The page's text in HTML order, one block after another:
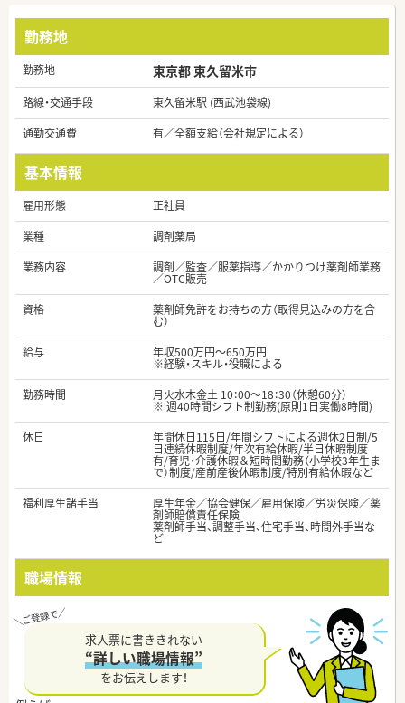
勤務地
勤務地 東京都 東久留米市
路線・交通手段
東久留米駅 (西武池袋線)
通勤交通費
有／全額支給（会社規定による）
基本情報
雇用形態
正社員
業種
調剤薬局
業務内容
調剤／監査／服薬指導／かかりつけ薬剤師業務
／OTC販売
資格
薬剤師免許をお持ちの方（取得見込みの方を含
む）
給与
年収500万円～650万円
※経験・スキル・役職による
勤務時間
月火水木金土 10：00～18：30（休憩60分）
※ 週40時間シフト制勤務(原則1日実働8時間)
休日
年間休日115日/年間シフトによる週休2日制/5
日連続休暇制度/年次有給休暇/半日休暇制度
有/育児・介護休暇＆短時間勤務（小学校3年生ま
で）制度/産前産後休暇制度/特別有給休暇など
福利厚生諸手当
厚生年金／協会健保／雇用保険／労災保険／薬
剤師賠償責任保険
薬剤師手当、調整手当、住宅手当、時間外手当な
ど
職場情報
求人票に書ききれない
“詳しい職場情報”
をお伝えします！